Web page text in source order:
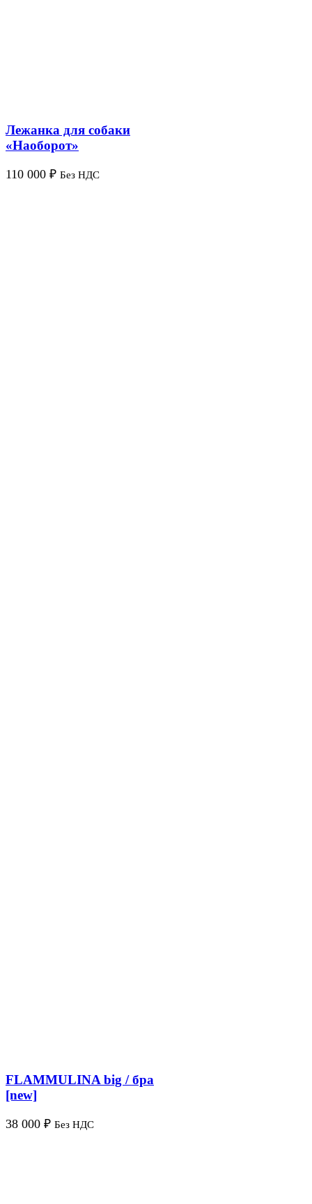
Лежанка для собаки
«Наоборот»
110 000 ₽ Без НДС
FLAMMULINA big / бра
[new]
38 000 ₽ Без НДС